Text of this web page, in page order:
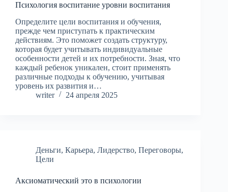
Психология воспитание уровни воспитания
Определите цели воспитания и обучения,
прежде чем приступать к практическим
действиям. Это поможет создать структуру,
которая будет учитывать индивидуальные
особенности детей и их потребности. Зная, что
каждый ребенок уникален, стоит применять
различные подходы к обучению, учитывая
уровень их развития и…
writer
24 апреля 2025
Деньги, Карьера, Лидерство, Переговоры,
Цели
Аксиоматический это в психологии